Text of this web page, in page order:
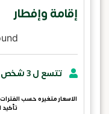
إقامة وإفطار
تتسع ل 3 شخص
الاسعار متغيره حسب الفترات